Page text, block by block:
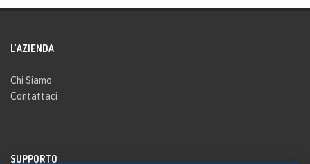
L'AZIENDA
Chi Siamo
Contattaci
SUPPORTO